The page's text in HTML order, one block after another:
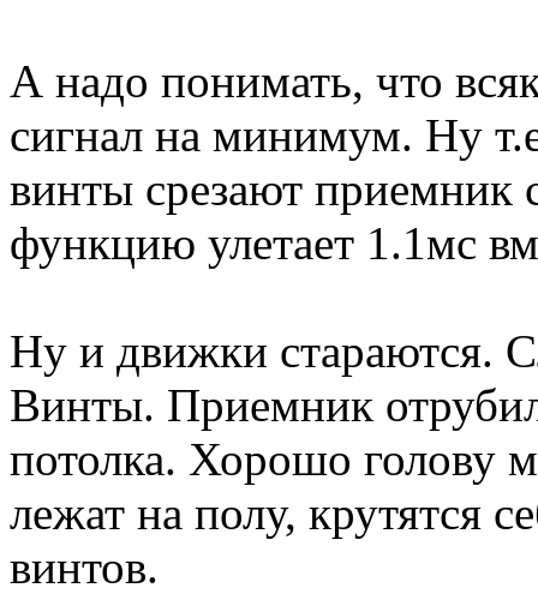
А надо понимать, что
сигнал на минимум. Ну
винты срезают приемник
функцию улетает 1.1мс
Ну и движки стараются.
Винты. Приемник
потолка. Хорошо голову
лежат на полу, крутятся
винтов.